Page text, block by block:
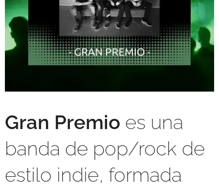
Gran Premio es una
banda de pop/rock de
estilo indie, formada